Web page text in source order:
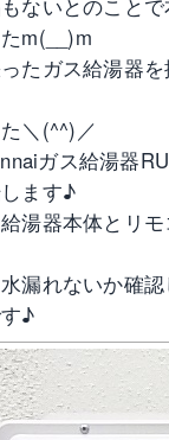
ないとのことで
m(__)m
たガス給湯器
＼(^^)／
ガス給湯器
ます♪
湯器本体とリ
漏れないか確
♪